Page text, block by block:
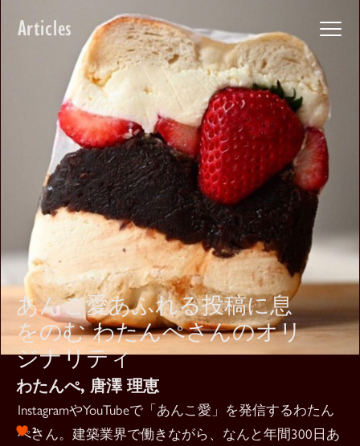
Articles
あんこ愛あふれる投稿に息
をのむ わたんぺさんのオリ
ジナリティ
わたんぺ, 唐澤 理恵
2
InstagramやYouTubeで「あんこ愛」を発信するわたん
ぺさん。建築業界で働きながら、なんと年間300日あ